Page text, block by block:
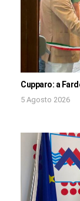
Cupparo: a
5 Agosto 2026